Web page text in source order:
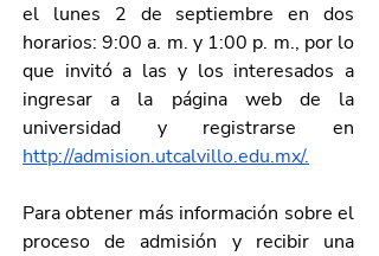
el lunes 2 de septiembre en dos
horarios: 9:00 a. m. y 1:00 p. m., por lo
que invitó a las y los interesados a
ingresar a la página web de la
http://admision.utcalvillo.edu.mx/.
Para obtener más información sobre el
proceso de admisión y recibir una